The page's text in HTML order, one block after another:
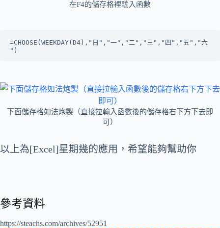
在F4的儲存格裡輸入函數
=CHOOSE(WEEKDAY(D4),"日","一","二","三","四","五","六
")
下面儲存格如法炮製（直接拉輸入函數後的儲存格右下方下去即
可）
以上為[Excel]星期幾的應用，希望能夠幫助你
參考資料
https://steachs.com/archives/52951